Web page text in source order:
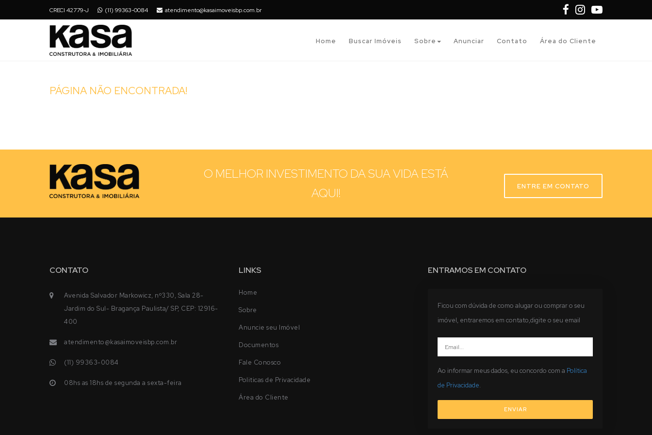
CRECI 42779-J (11) 99363-0084 atendimento@kasaimoveisbp.com.br
Home Buscar Imóveis Sobre Anunciar Contato Área do Cliente
PÁGINA NÃO ENCONTRADA!
O MELHOR INVESTIMENTO DA SUA VIDA ESTÁ
AQUI!
ENTRE EM CONTATO
CONTATO
Avenida Salvador Markowicz, nº330, Sala 28-
Jardim do Sul- Bragança Paulista/ SP, CEP: 12916-
400
atendimento@kasaimoveisbp.com.br
(11) 99363-0084
08hs as 18hs de segunda a sexta-feira
LINKS
Home
Sobre
Anuncie seu Imóvel
Documentos
Fale Conosco
Politicas de Privacidade
Área do Cliente
ENTRAMOS EM CONTATO
Ficou com dúvida de como alugar ou comprar o seu
imóvel, entraremos em contato,digite o seu email
Ao informar meus dados, eu concordo com a Política
de Privacidade.
ENVIAR